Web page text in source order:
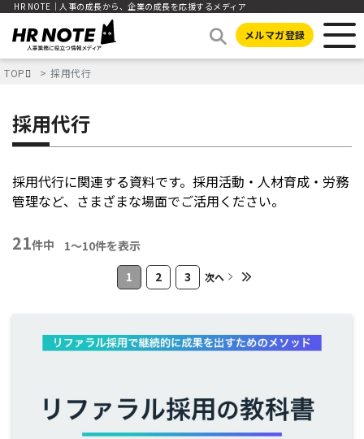
HR NOTE｜人事の成長から、企業の成長を応援するメディア
メルマガ登録
TOP 採用代行
採用代行
採用代行に関連する資料です。採用活動・人材育成・労務
管理など、さまざまな場面でご活用ください。
21件中
1〜10件を表示
1
2 3 次へ